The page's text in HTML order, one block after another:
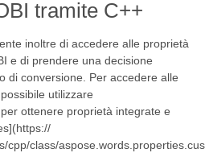
tramite C++
inoltre di accedere alle proprietà
e di prendere una decisione
di conversione. Per accedere alle
utilizzare
per ottenere proprietà integrate e
cpp/class/